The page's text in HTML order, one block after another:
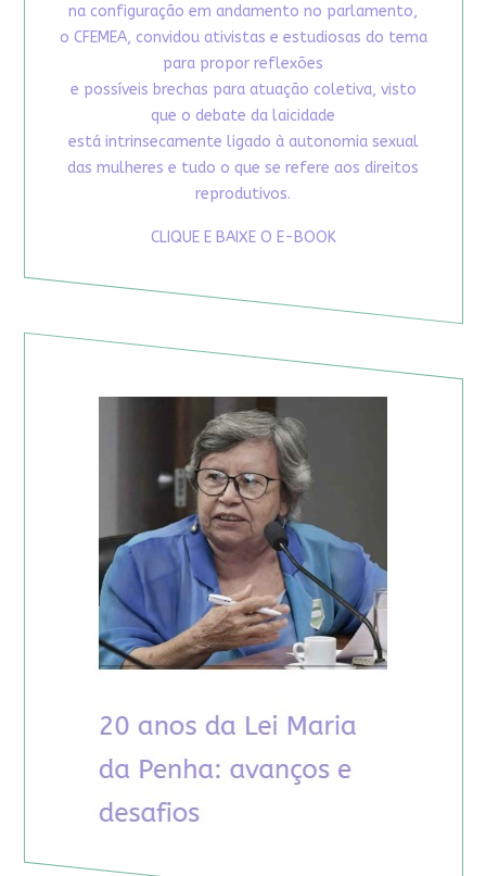
na configuração em andamento no parlamento,
o CFEMEA, convidou ativistas e estudiosas do tema
para propor reflexões
e possíveis brechas para atuação coletiva, visto
que o debate da laicidade
está intrinsecamente ligado à autonomia sexual
das mulheres e tudo o que se refere aos direitos
reprodutivos.
CLIQUE E BAIXE O E-BOOK